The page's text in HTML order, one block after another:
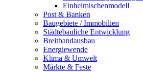
Einheimischenmodell
Post & Banken
Baugebiete / Immobilien
Städtebauliche Entwicklung
Breitbandausbau
Energiewende
Klima & Umwelt
Märkte & Feste